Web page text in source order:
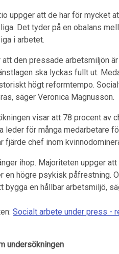
uppger att de har för mycket
Det tyder på en obalans
i arbetet.
att den pressade arbetsmiljön
ska lyckas fullt ut.
högt reformtempo.
säger Veronica Magnusson.
visar att 78 procent av
leder för många medarbetare
fjärde chef inom
ihop. Majoriteten uppger
en högre psykisk påfrestning.
bygga en hållbar arbetsmiljö,
Socialt arbete under press -
undersökningen